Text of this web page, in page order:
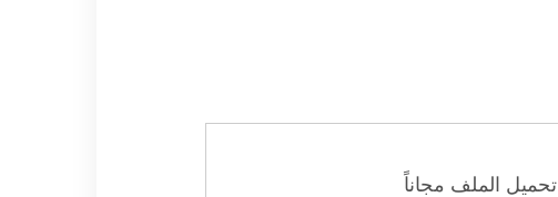
تحميل الملف مجاناً